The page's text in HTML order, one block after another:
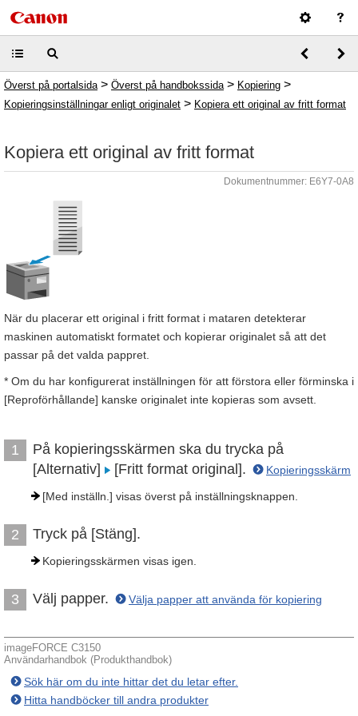
Överst på portalsida > Överst på handbokssida > Kopiering >
Kopieringsinställningar enligt originalet > Kopiera ett original av fritt format
Kopiera ett original av fritt format
Dokumentnummer: E6Y7-0A8
När du placerar ett original i fritt format i mataren detekterar
maskinen automatiskt formatet och kopierar originalet så att det
passar på det valda pappret.
* Om du har konfigurerat inställningen för att förstora eller förminska i
[Reproförhållande] kanske originalet inte kopieras som avsett.
1
På kopieringsskärmen ska du trycka på
[Alternativ]
[Fritt format original]. Kopieringsskärm
[Med inställn.] visas överst på inställningsknappen.
2 Tryck på [Stäng].
Kopieringsskärmen visas igen.
3 Välj papper. Välja papper att använda för kopiering
imageFORCE C3150
Användarhandbok (Produkthandbok)
Sök här om du inte hittar det du letar efter.
Hitta handböcker till andra produkter